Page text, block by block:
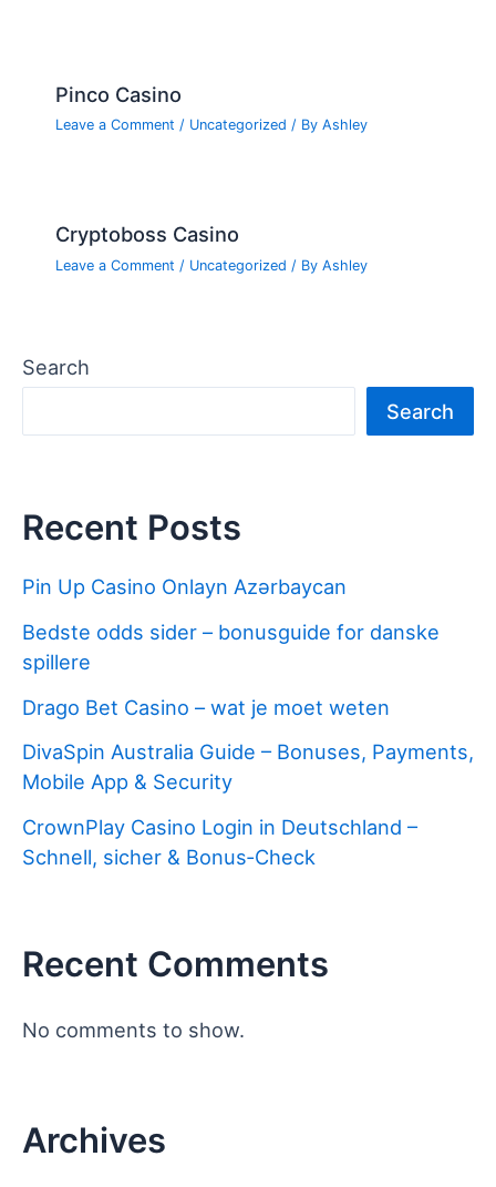
Pinco Casino
Leave a Comment / Uncategorized / By Ashley
Cryptoboss Casino
Leave a Comment / Uncategorized / By Ashley
Search
Search
Recent Posts
Pin Up Casino Onlayn Azərbaycan
Bedste odds sider – bonusguide for danske
spillere
Drago Bet Casino – wat je moet weten
DivaSpin Australia Guide – Bonuses, Payments,
Mobile App & Security
CrownPlay Casino Login in Deutschland –
Schnell, sicher & Bonus‑Check
Recent Comments
No comments to show.
Archives